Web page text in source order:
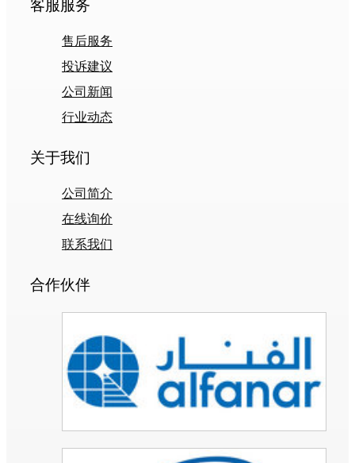
客服服务
售后服务
投诉建议
公司新闻
行业动态
关于我们
公司简介
在线询价
联系我们
合作伙伴